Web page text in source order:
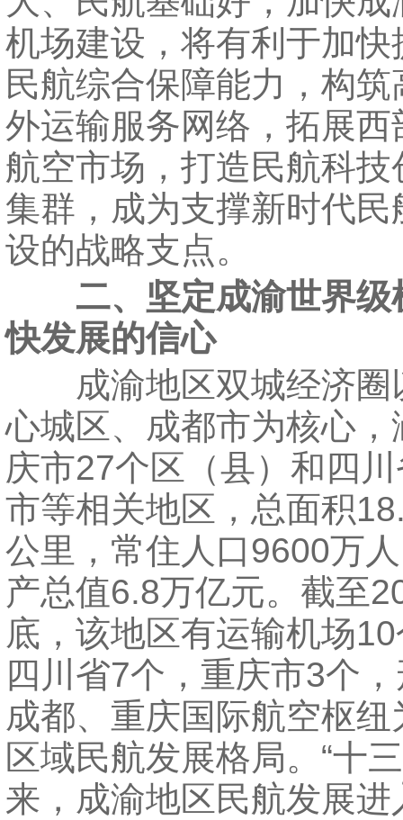
机场建设，将有利于加快
民航综合保障能力，构
外运输服务网络，拓展西
航空市场，打造民航科技
集群，成为支撑新时代民
设的战略支点。
二、坚定成渝世界级
快发展的信心
成渝地区双城经济圈
心城区、成都市为核心，
庆市27个区（县）和四
市等相关地区，总面积
公里，常住人口9600万
产总值6.8万亿元。截至
底，该地区有运输机场
四川省7个，重庆市3个
成都、重庆国际航空枢纽
区域民航发展格局。“十
来，成渝地区民航发展进